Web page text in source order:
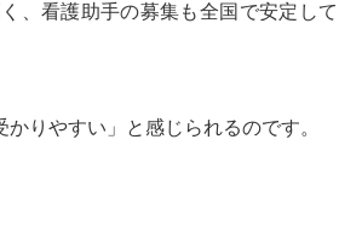
、看護助手の募集も全国で安定して
りやすい」と感じられるのです。